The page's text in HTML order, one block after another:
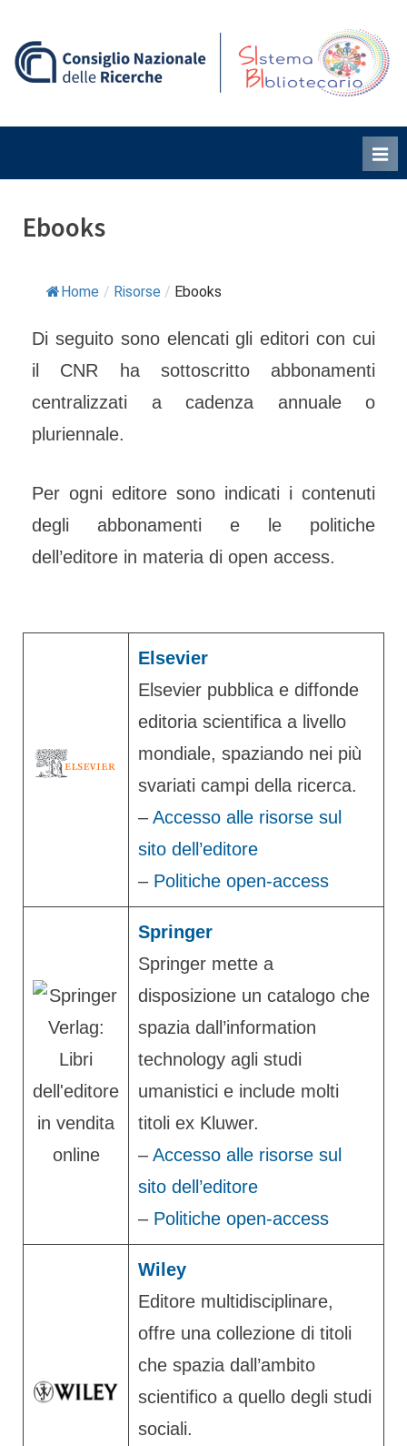
content
i
Ebooks
Home / Risorse / Ebooks
Di seguito sono elencati gli editori con cui
il CNR ha sottoscritto abbonamenti
centralizzati a cadenza annuale o
pluriennale.
Per ogni editore sono indicati i contenuti
degli abbonamenti e le politiche
dell’editore in materia di open access.
Elsevier
Elsevier pubblica e diffonde
editoria scientifica a livello
mondiale, spaziando nei più
svariati campi della ricerca.
– Accesso alle risorse sul
sito dell’editore
– Politiche open-access
Springer
Springer mette a
disposizione un catalogo che
spazia dall’information
technology agli studi
umanistici e include molti
titoli ex Kluwer.
– Accesso alle risorse sul
sito dell’editore
– Politiche open-access
Wiley
Editore multidisciplinare,
offre una collezione di titoli
che spazia dall’ambito
scientifico a quello degli studi
sociali.